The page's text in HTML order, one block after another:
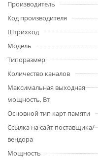
Производитель
Код производителя
Штрихкод
Модель
Типоразмер
Количество каналов
Максимальная выходная
мощность, Вт
Основной тип карт памяти
Ссылка на сайт поставщика/
вендора
Мощность